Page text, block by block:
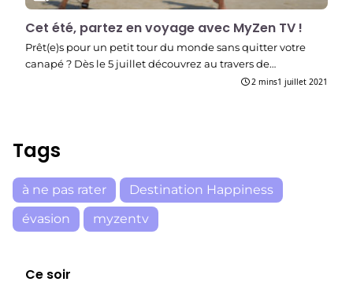
Cet été, partez en voyage avec MyZen TV !
Prêt(e)s pour un petit tour du monde sans quitter votre
canapé ? Dès le 5 juillet découvrez au travers de…
2 mins1 juillet 2021
Tags
à ne pas rater
Destination Happiness
évasion
myzentv
Ce soir